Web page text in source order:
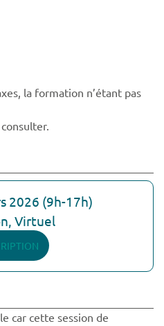
la formation n’étant pas
2026 (9h-17h)
Virtuel
car cette session de